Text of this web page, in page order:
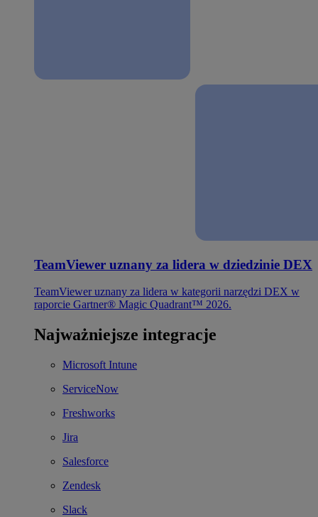
TeamViewer uznany za lidera w dziedzinie DEX
TeamViewer uznany za lidera w kategorii narzędzi DEX w
raporcie Gartner® Magic Quadrant™ 2026.
Najważniejsze integracje
Microsoft Intune
ServiceNow
Freshworks
Jira
Salesforce
Zendesk
Slack